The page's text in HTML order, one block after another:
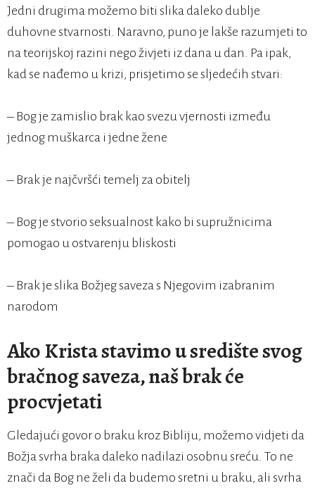
Jedni drugima možemo biti slika daleko dublje
duhovne stvarnosti. Naravno, puno je lakše razumjeti to
na teorijskoj razini nego živjeti iz dana u dan. Pa ipak,
kad se nađemo u krizi, prisjetimo se sljedećih stvari:
– Bog je zamislio brak kao svezu vjernosti između
jednog muškarca i jedne žene
– Brak je najčvršći temelj za obitelj
– Bog je stvorio seksualnost kako bi supružnicima
pomogao u ostvarenju bliskosti
– Brak je slika Božjeg saveza s Njegovim izabranim
narodom
Ako Krista stavimo u središte svog
bračnog saveza, naš brak će
procvjetati
Gledajući govor o braku kroz Bibliju, možemo vidjeti da
Božja svrha braka daleko nadilazi osobnu sreću. To ne
znači da Bog ne želi da budemo sretni u braku, ali svrha